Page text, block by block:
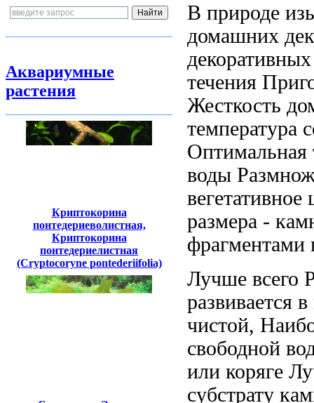
Аквариумные
растения
Криптокорина
понтедериеволистная,
Криптокорина
понтедериелистная
(Cryptocoryne pontederiifolia)
В природе
домашних
течения
Жесткость
температура
Оптимальная
воды
вегетативное
размера -
фрагментами
Лучше всего
развивается в
чистой,
свободной
или коряге
субстрату